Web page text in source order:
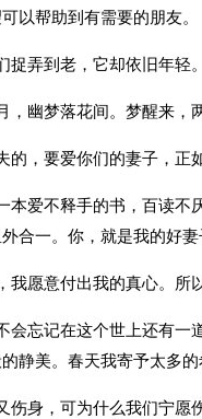
以帮助到有需要的朋友。
捉弄到老，它却依旧年轻。
，幽梦落花间。梦醒来，
的，要爱你们的妻子，正
本爱不释手的书，百读不
合一。你，就是我的好
我愿意付出我的真心。所
会忘记在这个世上还有一
静美。春天我寄予太多
伤身，可为什么我们宁愿